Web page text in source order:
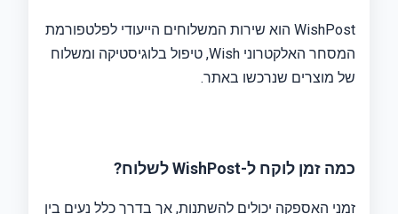
WishPost הוא שירות המשלוחים הייעודי לפלטפורמת
המסחר האלקטרוני Wish, טיפול בלוגיסטיקה ומשלוח
של מוצרים שנרכשו באתר.
כמה זמן לוקח ל-WishPost לשלוח?
זמני האספקה ​​יכולים להשתנות, אך בדרך כלל נעים בין